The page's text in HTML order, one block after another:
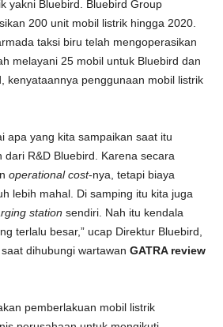
yakni Bluebird. Bluebird Group
200 unit mobil listrik hingga 2020.
taksi biru telah mengoperasikan
melayani 25 mobil untuk Bluebird dan
kenyataannya penggunaan mobil listrik
apa yang kita sampaikan saat itu
dari R&D Bluebird. Karena secara
operational cost-nya, tetapi biaya
lebih mahal. Di samping itu kita juga
station sendiri. Nah itu kendala
terlalu besar,” ucap Direktur Bluebird,
dihubungi wartawan GATRA review
pemberlakuan mobil listrik